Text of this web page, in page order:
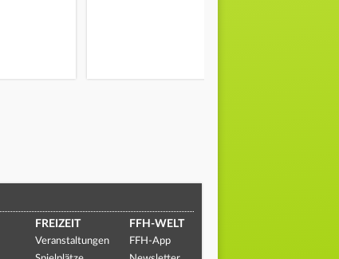
FREIZEIT
Veranstaltungen
FFH-WELT
FFH-App